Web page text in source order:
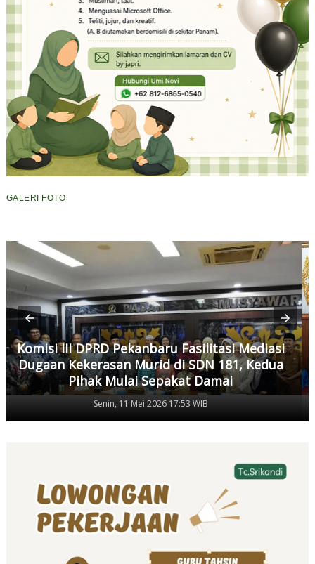
GALERI FOTO
Komisi III DPRD Pekanbaru Fasilitasi Mediasi
Dugaan Kekerasan Murid di SDN 181, Kedua
Pihak Mulai Sepakat Damai
Senin, 11 Mei 2026 17:53 WIB